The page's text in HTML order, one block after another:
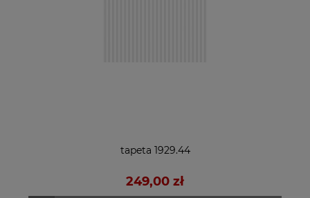
tapeta 1929.44
249,00 zł